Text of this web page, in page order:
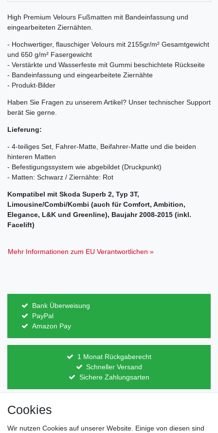
High Premium Velours Fußmatten mit Bandeinfassung und
eingearbeiteten Ziernähten.
- Hochwertiger, flauschiger Velours mit 2155gr/m² Gesamtgewicht
und 650 g/m² Fasergewicht
- Verstärkte und Wasserfeste mit Gummi beschichtete Rückseite
- Bandeinfassung und eingearbeitete Ziernähte
- Produkt-Bilder
Haben Sie Fragen zu unserem Artikel? Unser technischer Support
berät Sie gerne.
Lieferung:
- 4-teiliges Set, Fahrer-Matte, Beifahrer-Matte und die beiden
hinteren Matten
- Befestigungssystem wie abgebildet (Druckpunkt)
- Matten: Schwarz / Ziernähte: Rot
Kompatibel mit Skoda Superb 2, Typ 3T,
Limousine/Combi/Kombi (auch für Comfort, Ambition,
Elegance, L&K und Greenline), Baujahr 2008-2015 (inkl.
Facelift)
Mehr Informationen zum EU Verantwortlichen »
Bank Überweisung
PayPal
Amazon Pay
1 Monat Rückgaberecht
Schneller Versand
Sichere Zahlungsarten
Direkt vom Hersteller
Lagerware
Cookies
Wir nutzen Cookies auf unserer Website. Einige von diesen sind